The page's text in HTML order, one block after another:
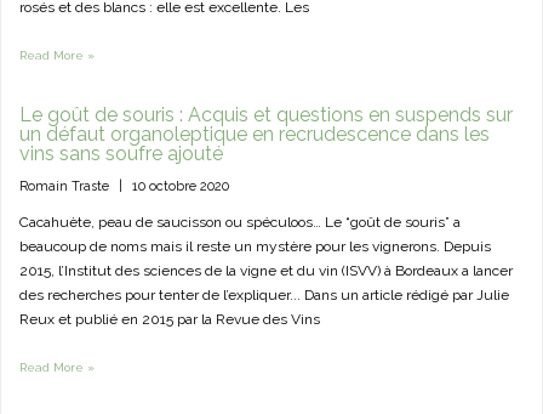
rosés et des blancs : elle est excellente. Les
Read More »
Le goût de souris : Acquis et questions en suspends sur
un défaut organoleptique en recrudescence dans les
vins sans soufre ajouté
Romain Traste 10 octobre 2020
Cacahuète, peau de saucisson ou spéculoos… Le “goût de souris” a
beaucoup de noms mais il reste un mystère pour les vignerons. Depuis
2015, l’Institut des sciences de la vigne et du vin (ISVV) à Bordeaux a lancer
des recherches pour tenter de l’expliquer... Dans un article rédigé par Julie
Reux et publié en 2015 par la Revue des Vins
Read More »